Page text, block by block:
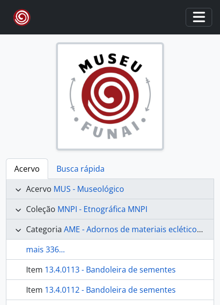
Skip to main content
Acervo
Busca rápida
Acervo MUS - Museológico
Coleção MNPI - Etnográfica MNPI
Categoria AME - Adornos de materiais ecléticos, indumentária e toucador
mais 336...
Item 13.4.0113 - Bandoleira de sementes
Item 13.4.0112 - Bandoleira de sementes